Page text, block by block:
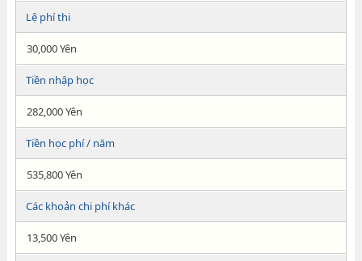
Lệ phí thi
30,000 Yên
Tiền nhập học
282,000 Yên
Tiền học phí / năm
535,800 Yên
Các khoản chi phí khác
13,500 Yên